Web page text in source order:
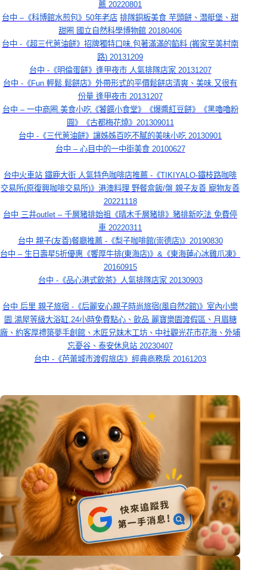
薦 20220801
台中 –《科博館水煎包》50年老店 排隊銅板美食 芋頭餅、潛艇堡、甜
甜圈 國立自然科學博物館 20180406
台中 -《超三代蔥油餅》招牌獨特口味,包著滿滿的餡料 (搬家至美村南
路) 20131209
台中 -《明倫蛋餅》逢甲夜市 人氣排隊店家 20131207
台中 -《Fun 輕鬆.鬆餅店》外帶形式的平價鬆餅店清爽、美味,又很有
份量 逢甲夜市 20131207
台中 – 一中商圈.美食小吃《饕饌小食堂》《爆醬紅豆餅》《黑嚕嚕粉
圓》《古都梅花燒》201309011
台中 -《三代蔥油餅》讓姊姊百吃不膩的美味小吃 20130901
台中 – 心目中的一中街美食 20100627
台中火車站 鐵鹿大街 人氣特色咖啡店推薦 -《TIKIYALO-鐵枝路咖啡
交易所(原復興咖啡交易所)》港澳料理 野餐盒飯/盤 親子友善 寵物友善
20221118
台中 三井outlet – 千層豬排始祖《晴木千層豬排》豬排新吃法 免費停
車 20220311
台中 親子(友善)餐廳推薦 -《梨子咖啡館(崇德店)》20190830
台中 – 生日壽星5折優惠《饗厚牛排(東海店)》&《東海蓮心冰雞爪凍》
20160915
台中 -《品心港式飲茶》人氣排隊店家 20130903
台中 后里 親子旅宿 -《后麗安心親子時尚旅宿(風自然2館)》室內小樂
園.湯屋等級大浴缸.24小時免費點心、飲品 麗寶樂園渡假區、月眉糖
廠、約客厚禮築夢手創館、木匠兄妹木工坊、中社觀光花市花海、外埔
忘憂谷、泰安休息站 20230407
台中 -《芭蕾城市渡假旅店》經典商務房 20161203